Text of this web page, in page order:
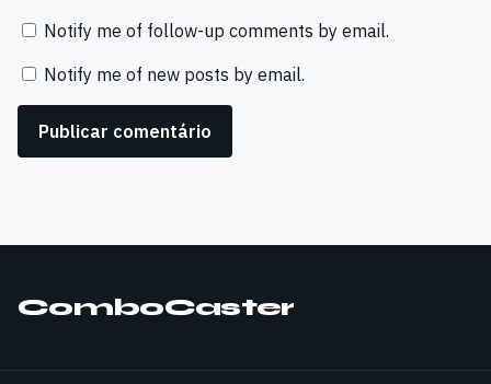
Notify me of follow-up comments by email.
Notify me of new posts by email.
ComboCaster